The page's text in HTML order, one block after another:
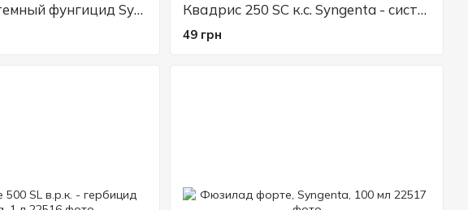
Миравис - системный фунгицид Syngenta, 3 мл Квадрис 250 SC к.с. Syngenta - системный фунгицид, 6 мл
49 грн